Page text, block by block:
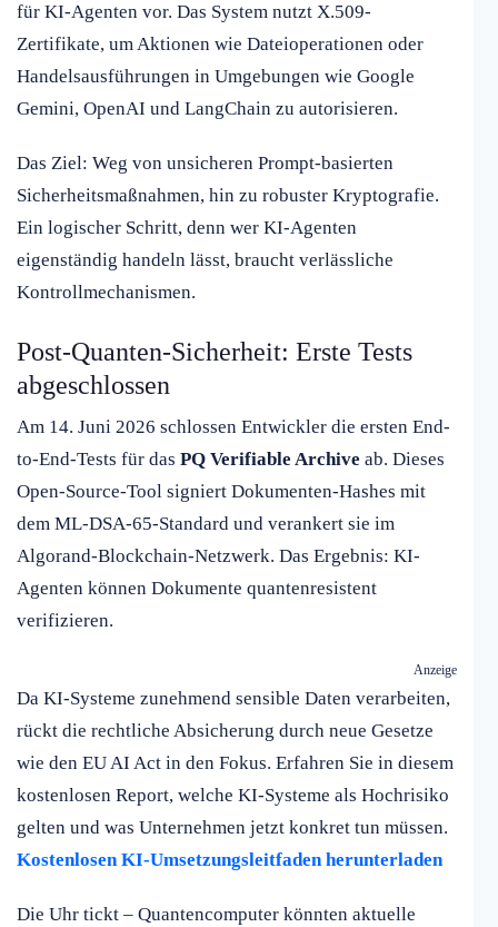
für KI-Agenten vor. Das System nutzt X.509-
Zertifikate, um Aktionen wie Dateioperationen oder
Handelsausführungen in Umgebungen wie Google
Gemini, OpenAI und LangChain zu autorisieren.
Das Ziel: Weg von unsicheren Prompt-basierten
Sicherheitsmaßnahmen, hin zu robuster Kryptografie.
Ein logischer Schritt, denn wer KI-Agenten
eigenständig handeln lässt, braucht verlässliche
Kontrollmechanismen.
Post-Quanten-Sicherheit: Erste Tests
abgeschlossen
Am 14. Juni 2026 schlossen Entwickler die ersten End-
to-End-Tests für das PQ Verifiable Archive ab. Dieses
Open-Source-Tool signiert Dokumenten-Hashes mit
dem ML-DSA-65-Standard und verankert sie im
Algorand-Blockchain-Netzwerk. Das Ergebnis: KI-
Agenten können Dokumente quantenresistent
verifizieren.
Anzeige
Da KI-Systeme zunehmend sensible Daten verarbeiten,
rückt die rechtliche Absicherung durch neue Gesetze
wie den EU AI Act in den Fokus. Erfahren Sie in diesem
kostenlosen Report, welche KI-Systeme als Hochrisiko
gelten und was Unternehmen jetzt konkret tun müssen.
Kostenlosen KI-Umsetzungsleitfaden herunterladen
Die Uhr tickt – Quantencomputer könnten aktuelle